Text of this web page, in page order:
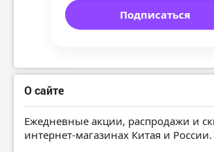
Подписаться
О сайте
Ежедневные акции, распродажи и
интернет-магазинах Китая и России.